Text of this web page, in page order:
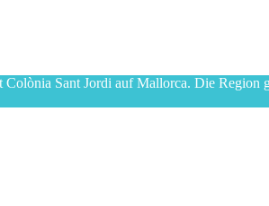
Sant Jordi auf Mallorca. Die Region